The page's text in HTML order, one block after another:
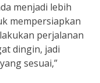
menjadi lebih
mempersiapkan
perjalanan
dingin, jadi
sesuai,”